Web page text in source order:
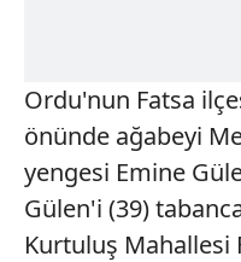
Ordu'nun Fatsa
önünde ağabeyi
yengesi Emine
Gülen'i (39)
Kurtuluş Mahallesi